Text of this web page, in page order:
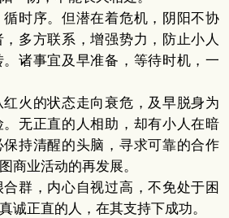
循时序。但潜在着危机，阴阳不协
多方联系，增强势力，防止小人
诸事宜及早准备，等待时机，一
红火的状态走向衰危，及早脱身为
无正直的人相助，却有小人在暗
持清醒的头脑，寻求可靠的合作
商业活动的再发展。
合群，内心自视过高，不免处于困
诚正直的人，在其支持下成功。